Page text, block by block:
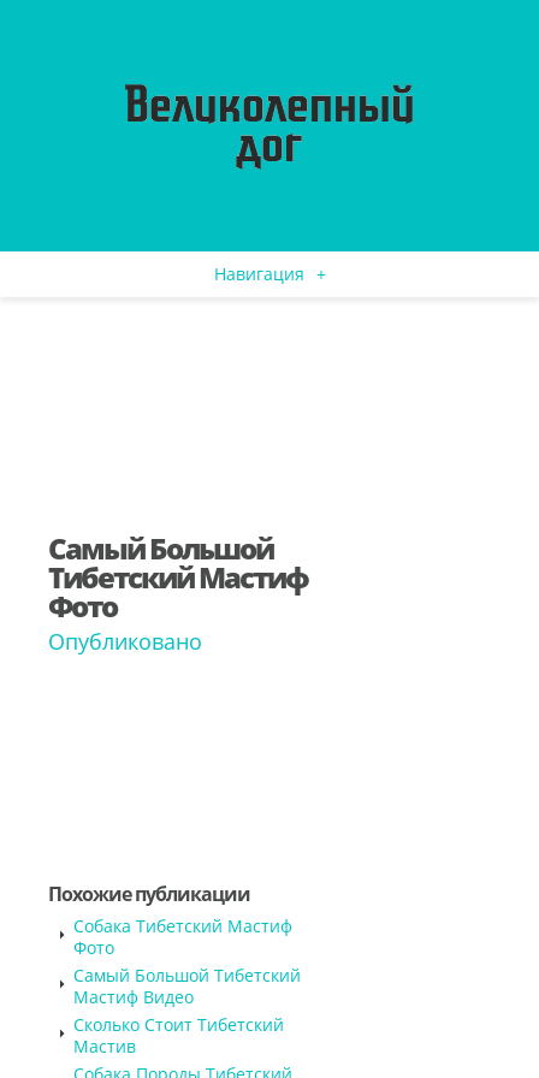
Навигация +
Самый Большой
Тибетский Мастиф
Фото
Опубликовано
Похожие публикации
Собака Тибетский Мастиф
Фото
Самый Большой Тибетский
Мастиф Видео
Сколько Стоит Тибетский
Мастив